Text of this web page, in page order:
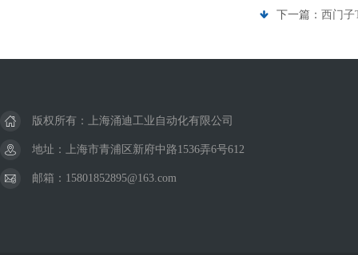
下一篇： 西门子
版权所有：上海涌迪工业自动化有限公司
地址：上海市青浦区新府中路1536弄6号612
邮箱：15801852895@163.com